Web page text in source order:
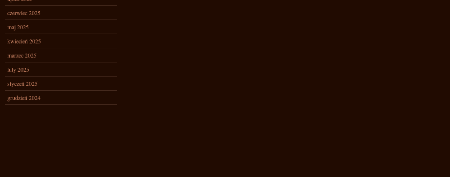
czerwiec 2025
maj 2025
kwiecień 2025
marzec 2025
luty 2025
styczeń 2025
grudzień 2024